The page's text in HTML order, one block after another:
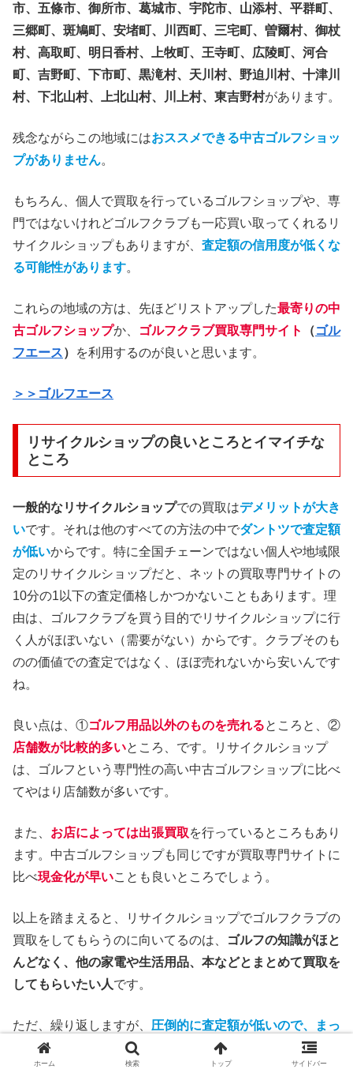
市、五條市、御所市、葛城市、宇陀市、山添村、平群町、
三郷町、斑鳩町、安堵町、川西町、三宅町、曽爾村、御杖
村、高取町、明日香村、上牧町、王寺町、広陵町、河合
町、吉野町、下市町、黒滝村、天川村、野迫川村、十津川
村、下北山村、上北山村、川上村、東吉野村があります。
残念ながらこの地域にはおススメできる中古ゴルフショッ
プがありません。
もちろん、個人で買取を行っているゴルフショップや、専
門ではないけれどゴルフクラブも一応買い取ってくれるリ
サイクルショップもありますが、 査定額の信用度が低くな
る可能性があります。
これらの地域の方は、先ほどリストアップした最寄りの中
古ゴルフショップか、 ゴルフクラブ買取専門サイト （ゴル
フエース） を利用するのが良いと思います。
＞＞ゴルフエース
リサイクルショップの良いところとイマイチな
ところ
一般的なリサイクルショップでの買取はデメリットが大き
いです。それは他のすべての方法の中でダントツで査定額
が低いからです。特に全国チェーンではない個人や地域限
定のリサイクルショップだと、ネットの買取専門サイトの
10分の1以下の査定価格しかつかないこともあります。理
由は、ゴルフクラブを買う目的でリサイクルショップに行
く人がほぼいない（需要がない）からです。クラブそのも
のの価値での査定ではなく、ほぼ売れないから安いんです
ね。
良い点は、①ゴルフ用品以外のものを売れるところと、②
店舗数が比較的多いところ、です。リサイクルショップ
は、ゴルフという専門性の高い中古ゴルフショップに比べ
てやはり店舗数が多いです。
また、 お店によっては出張買取を行っているところもあり
ます。中古ゴルフショップも同じですが買取専門サイトに
比べ現金化が早いことも良いところでしょう。
以上を踏まえると、リサイクルショップでゴルフクラブの
買取をしてもらうのに向いてるのは、
ゴルフの知識がほと
んどなく、他の家電や生活用品、本などとまとめて買取を
してもらいたい人です。
ただ、繰り返しますが、 圧倒的に査定額が低いので、まっ
たくオススメできません
。他に売却したいものがあって
も、ゴルフクラブだけはぜひ他の方法に挑戦してみてくだ
ホーム 検索 トップ サイドバー